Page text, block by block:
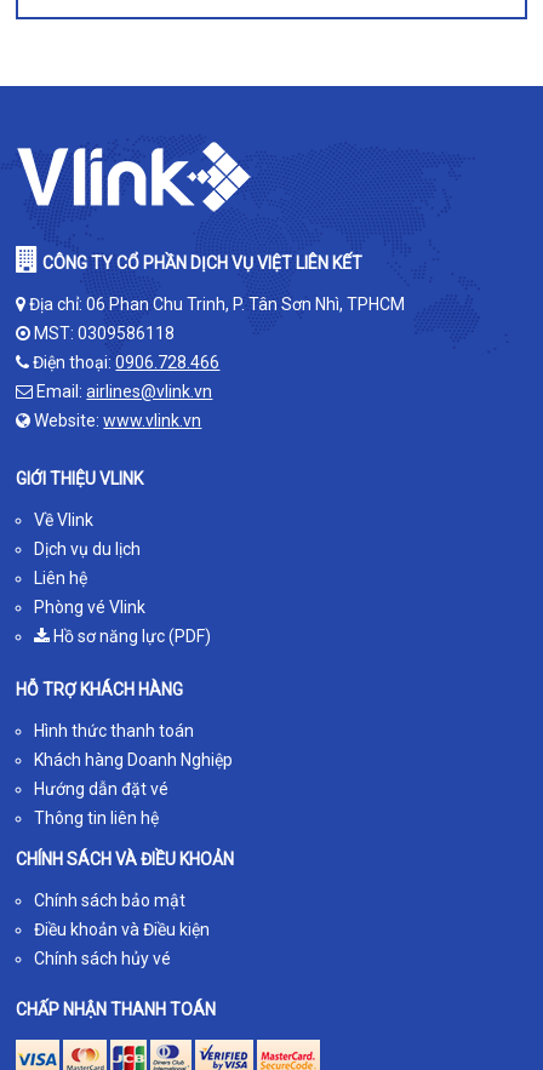
CÔNG TY CỔ PHẦN DỊCH VỤ VIỆT LIÊN KẾT
Địa chỉ: 06 Phan Chu Trinh, P. Tân Sơn Nhì, TPHCM
MST: 0309586118
Điện thoại:0906.728.466
Email:airlines@vlink.vn
Website:www.vlink.vn
GIỚI THIỆU VLINK
Về Vlink
Dịch vụ du lịch
Liên hệ
Phòng vé Vlink
Hồ sơ năng lực (PDF)
HỖ TRỢ KHÁCH HÀNG
Hình thức thanh toán
Khách hàng Doanh Nghiệp
Hướng dẫn đặt vé
Thông tin liên hệ
CHÍNH SÁCH VÀ ĐIỀU KHOẢN
Chính sách bảo mật
Điều khoản và Điều kiện
Chính sách hủy vé
CHẤP NHẬN THANH TOÁN